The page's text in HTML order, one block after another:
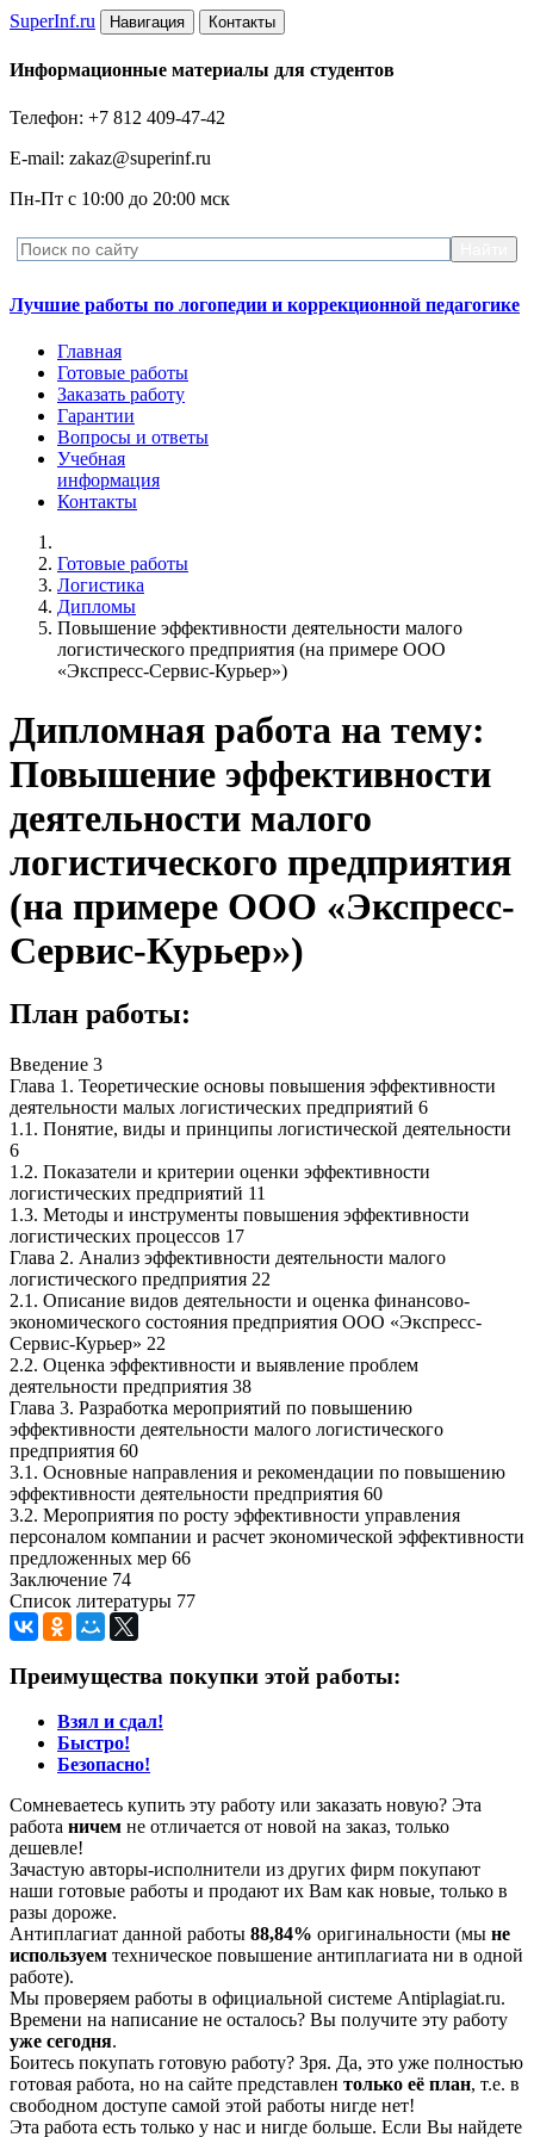
SuperInf.ru Навигация Контакты
Информационные материалы для студентов
Телефон: +7 812 409-47-42
E-mail: zakaz@superinf.ru
Пн-Пт с 10:00 до 20:00 мск
Лучшие работы по логопедии и коррекционной педагогике
Главная
Готовые работы
Заказать работу
Гарантии
Вопросы и ответы
Учебная
информация
Контакты
Готовые работы
Логистика
Дипломы
Повышение эффективности деятельности малого
логистического предприятия (на примере ООО
«Экспресс-Сервис-Курьер»)
Дипломная работа на тему:
Повышение эффективности
деятельности малого
логистического предприятия
(на примере ООО «Экспресс-
Сервис-Курьер»)
План работы:
Введение 3
Глава 1. Теоретические основы повышения эффективности
деятельности малых логистических предприятий 6
1.1. Понятие, виды и принципы логистической деятельности
6
1.2. Показатели и критерии оценки эффективности
логистических предприятий 11
1.3. Методы и инструменты повышения эффективности
логистических процессов 17
Глава 2. Анализ эффективности деятельности малого
логистического предприятия 22
2.1. Описание видов деятельности и оценка финансово-
экономического состояния предприятия ООО «Экспресс-
Сервис-Курьер» 22
2.2. Оценка эффективности и выявление проблем
деятельности предприятия 38
Глава 3. Разработка мероприятий по повышению
эффективности деятельности малого логистического
предприятия 60
3.1. Основные направления и рекомендации по повышению
эффективности деятельности предприятия 60
3.2. Мероприятия по росту эффективности управления
персоналом компании и расчет экономической эффективности
предложенных мер 66
Заключение 74
Список литературы 77
Преимущества покупки этой работы:
Взял и сдал!
Быстро!
Безопасно!
Сомневаетесь купить эту работу или заказать новую? Эта
работа ничем не отличается от новой на заказ, только
дешевле!
Зачастую авторы-исполнители из других фирм покупают
наши готовые работы и продают их Вам как новые, только в
разы дороже.
Антиплагиат данной работы 88,84% оригинальности (мы не
используем техническое повышение антиплагиата ни в одной
работе).
Мы проверяем работы в официальной системе Аntiplagiat.ru.
Времени на написание не осталось? Вы получите эту работу
уже сегодня.
Боитесь покупать готовую работу? Зря. Да, это уже полностью
готовая работа, но на сайте представлен только её план, т.е. в
свободном доступе самой этой работы нигде нет!
Эта работа есть только у нас и нигде больше. Если Вы найдете